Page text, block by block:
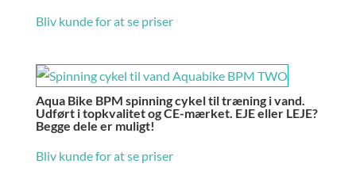
Bliv kunde for at se priser
Aqua Bike BPM spinning cykel til træning i vand.
Udført i topkvalitet og CE-mærket. EJE eller LEJE?
Begge dele er muligt!
Bliv kunde for at se priser